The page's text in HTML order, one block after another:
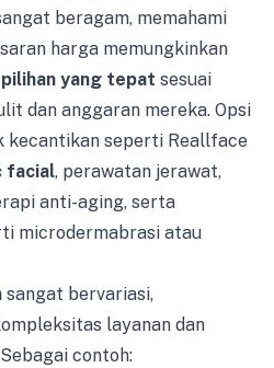
beragam, memahami
harga memungkinkan
pilihan yang tepat sesuai
dan anggaran mereka. Opsi
kecantikan seperti Reallface
facial, perawatan jerawat,
anti-aging, serta
microdermabrasi atau
sangat bervariasi,
layanan dan
contoh: